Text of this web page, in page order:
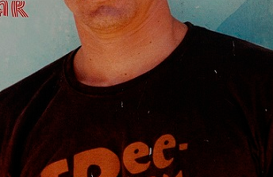
WEBCAM SALINAS
PEDIDOS